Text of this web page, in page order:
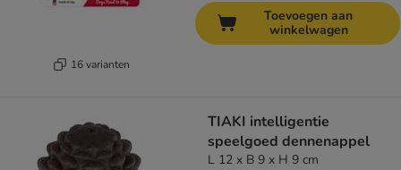
16 varianten
Toevoegen aan
winkelwagen
TIAKI intelligentie
speelgoed dennenappel
L 12 x B 9 x H 9 cm